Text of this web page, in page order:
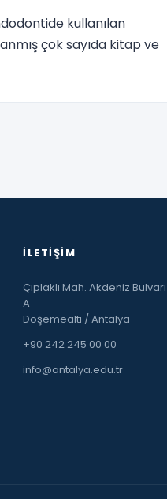
kullanılan
çok sayıda kitap ve
İLETIŞIM
Çıplaklı Mah. Akdeniz
A
Döşemealtı / Antalya
+90 242 245 00 00
info@antalya.edu.tr